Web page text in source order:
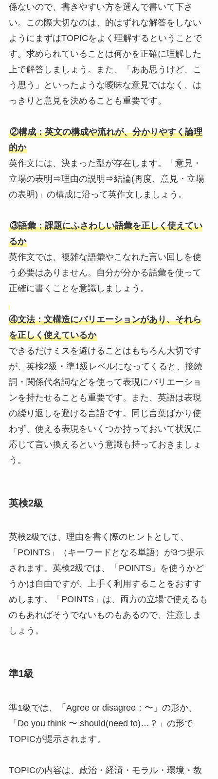
係ないので、書きやすい方を選んで書いて下さ
い。この際大切なのは、的はずれな解答をしない
ようにまずはTOPICをよく理解するということで
す。求められていることは何かを正確に理解した
上で解答しましょう。また、「ああ思うけど、こ
う思う」といったような曖昧な意見ではなく、は
っきりと意見を決めることも重要です。
②構成：英文の構成や流れが、分かりやすく論理
的か
英作文には、決まった型が存在します。「意見・
立場の表明⇒理由の説明⇒結論(再度、意見・立場
の表明)」の構成に沿って英作文しましょう。
③語彙：課題にふさわしい語彙を正しく使えてい
るか
英作文では、複雑な語彙やこなれた言い回しを使
う必要はありません。自分が分かる語彙を使って
正確に書くことを意識しましょう。
④文法：文構造にバリエーションがあり、それら
を正しく使えているか
できるだけミスを避けることはもちろん大切です
が、英検2級・準1級レベルになってくると、接続
詞・関係代名詞などを使って表現にバリエーショ
ンを持たせることも重要です。また、英語は表現
の繰り返しを避ける言語です。同じ言葉ばかり使
わず、使える表現をいくつか持っておいて状況に
応じて言い換えるという意識も持っておきましょ
う。
英検2級
英検2級では、理由を書く際のヒントとして、
「POINTS」（キーワードとなる単語）が3つ提示
されます。英検2級では、「POINTS」を使うかど
うかは自由ですが、上手く利用することをおすす
めします。「POINTS」は、両方の立場で使えるも
のもあればそうでないものもあるので、注意しま
しょう。
準1級
準1級では、「Agree or disagree：〜」の形か、
「Do you think 〜 should(need to)…？」の形で
TOPICが提示されます。
TOPICの内容は、政治・経済・モラル・環境・教